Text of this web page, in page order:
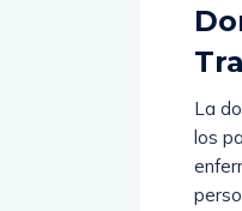
La
los